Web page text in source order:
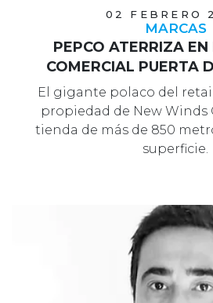
02 FEBRERO
MARCAS
PEPCO ATERRIZA EN
COMERCIAL PUERTA
El gigante polaco del
propiedad de New Winds
tienda de más de 850
superficie.